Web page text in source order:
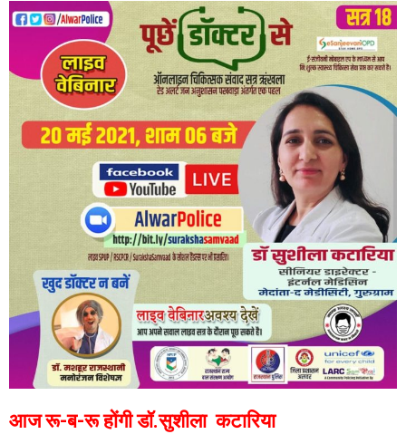
आज रू-ब-रू होंगी डॉ.सुशीला कटारिया